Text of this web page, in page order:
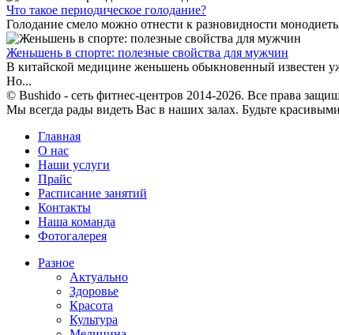
Что такое периодическое голодание?
Голодание смело можно отнести к разновидности
Женьшень в спорте: полезные свойства для мужчин
В китайской медицине женьшень обыкновенный известен
Но...
© Bushido - сеть фитнес-центров 2014-2026. Все права
Мы всегда рады видеть Вас в наших залах. Будьте
Главная
О нас
Наши услуги
Прайс
Расписание занятий
Контакты
Наша команда
Фотогалерея
Разное
Актуально
Здоровье
Красота
Культура